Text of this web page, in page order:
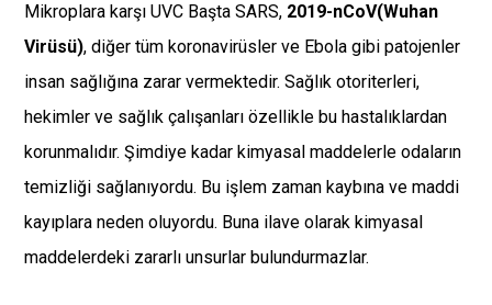
Mikroplara karşı UVC Başta SARS, 2019-nCoV(Wuhan
Virüsü), diğer tüm koronavirüsler ve Ebola gibi patojenler
insan sağlığına zarar vermektedir. Sağlık otoriterleri,
hekimler ve sağlık çalışanları özellikle bu hastalıklardan
korunmalıdır. Şimdiye kadar kimyasal maddelerle odaların
temizliği sağlanıyordu. Bu işlem zaman kaybına ve maddi
kayıplara neden oluyordu. Buna ilave olarak kimyasal
maddelerdeki zararlı unsurlar bulundurmazlar.